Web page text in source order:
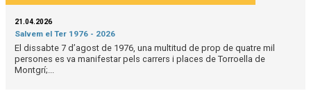
21.04.2026
Salvem el Ter 1976 - 2026
El dissabte 7 d’agost de 1976, una multitud de prop de quatre mil
persones es va manifestar pels carrers i places de Torroella de
Montgrí;...